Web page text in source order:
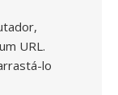
URL.
lo